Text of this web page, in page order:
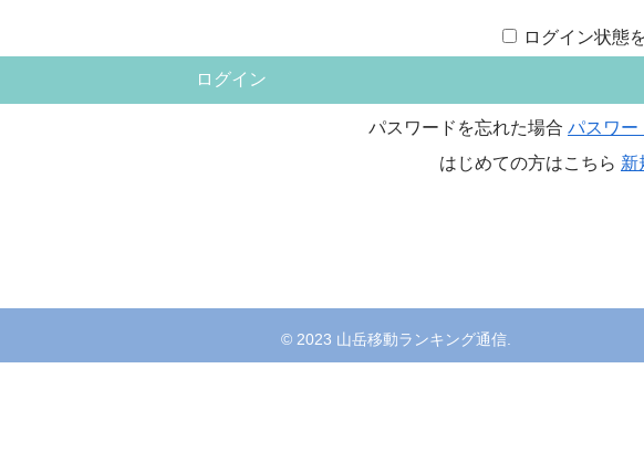
ログイン状態
パスワードを忘れた場合 パスワー
はじめての方はこちら 新
© 2023 山岳移動ランキング通信.